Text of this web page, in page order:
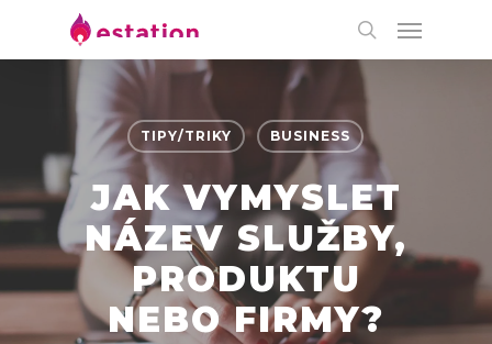
TIPY/TRIKY BUSINESS
JAK VYMYSLET
NÁZEV SLUŽBY,
PRODUKTU
NEBO FIRMY?